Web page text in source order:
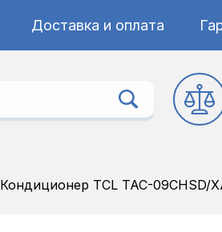
Доставка и оплата
Кондиционер TCL TAC-09CHSD/